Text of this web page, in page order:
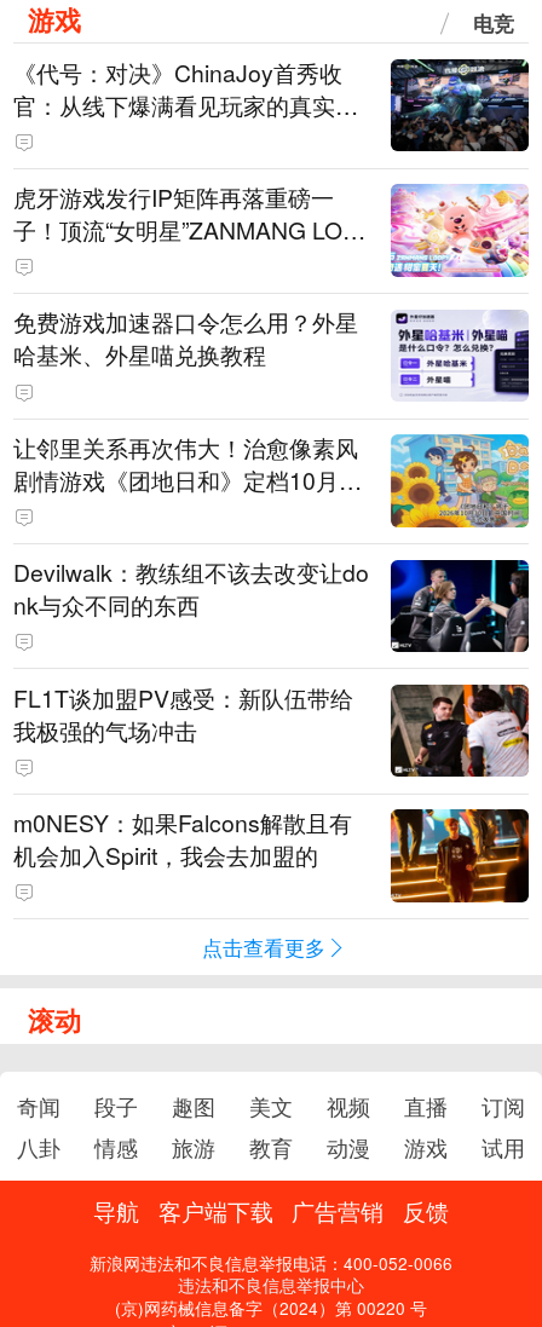
游戏 电竞
《代号：对决》ChinaJoy首秀收
官：从线下爆满看见玩家的真实期
待
虎牙游戏发行IP矩阵再落重磅一
子！顶流“女明星”ZANMANG LOO
PY 正版3D消除手游《消消奇遇》
惊喜曝光
免费游戏加速器口令怎么用？外星
哈基米、外星喵兑换教程
让邻里关系再次伟大！治愈像素风
剧情游戏《团地日和》定档10月30
日发售
Devilwalk：教练组不该去改变让do
nk与众不同的东西
FL1T谈加盟PV感受：新队伍带给
我极强的气场冲击
m0NESY：如果Falcons解散且有
机会加入Spirit，我会去加盟的
点击查看更多
滚动
奇闻 段子 趣图 美文 视频 直播
订阅
八卦
情感 旅游 教育 动漫 游戏 试用
导航 客户端下载 广告营销 反馈
新浪网违法和不良信息举报电话：400-052-0066
违法和不良信息举报中心
(京)网药械信息备字（2024）第 00220 号